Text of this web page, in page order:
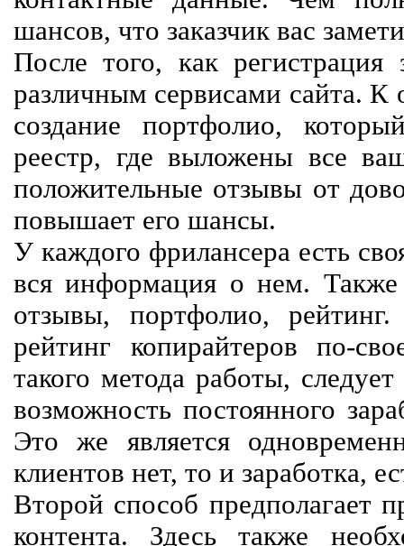
шансов, что заказчик вас
После того, как регистрация
различным сервисами сайта. К
создание портфолио,
реестр, где выложены все
положительные отзывы от
повышает его шансы.
У каждого фрилансера есть
вся информация о нем. Также
отзывы, портфолио,
рейтинг копирайтеров по-
такого метода работы,
возможность постоянного
Это же является
клиентов нет, то и заработка,
Второй способ предполагает
контента. Здесь также